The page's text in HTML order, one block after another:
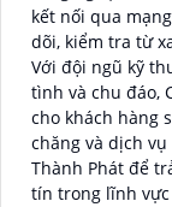
kết nối qua
dõi, kiểm tra từ
Với đội ngũ kỹ
tình và chu đáo,
cho khách hàng
chăng và dịch
Thành Phát để
tín trong lĩnh vực